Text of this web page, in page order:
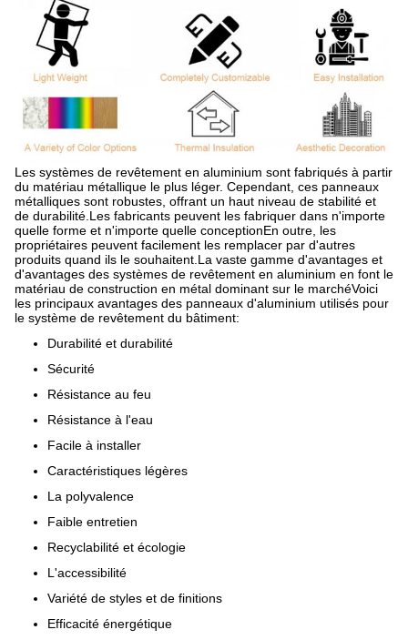
Les systèmes de revêtement en aluminium sont fabriqués à partir
du matériau métallique le plus léger. Cependant, ces panneaux
métalliques sont robustes, offrant un haut niveau de stabilité et
de durabilité.Les fabricants peuvent les fabriquer dans n'importe
quelle forme et n'importe quelle conceptionEn outre, les
propriétaires peuvent facilement les remplacer par d'autres
produits quand ils le souhaitent.La vaste gamme d'avantages et
d'avantages des systèmes de revêtement en aluminium en font le
matériau de construction en métal dominant sur le marchéVoici
les principaux avantages des panneaux d'aluminium utilisés pour
le système de revêtement du bâtiment:
Durabilité et durabilité
Sécurité
Résistance au feu
Résistance à l'eau
Facile à installer
Caractéristiques légères
La polyvalence
Faible entretien
Recyclabilité et écologie
L'accessibilité
Variété de styles et de finitions
Efficacité énergétique